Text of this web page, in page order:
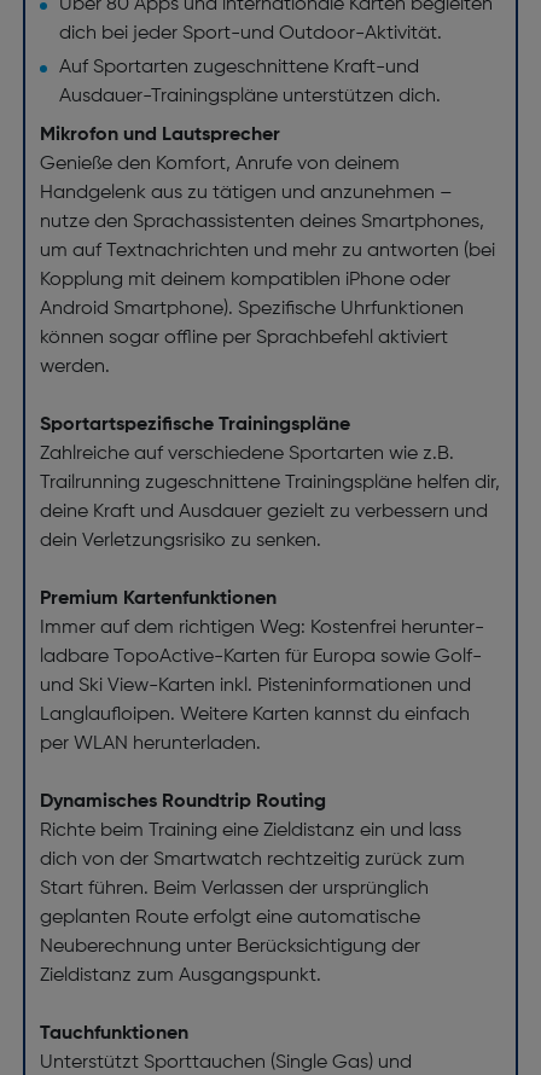
Über 80 Apps und internationale Karten begleiten
dich bei jeder Sport-und Outdoor-Aktivität.
Auf Sportarten zugeschnittene Kraft-und
Ausdauer-Trainingspläne unterstützen dich.
Mikrofon und Lautsprecher
Genieße den Komfort, Anrufe von deinem
Handgelenk aus zu tätigen und anzunehmen –
nutze den Sprachassistenten deines Smartphones,
um auf Textnachrichten und mehr zu antworten (bei
Kopplung mit deinem kompatiblen iPhone oder
Android Smartphone). Spezifische Uhrfunktionen
können sogar offline per Sprachbefehl aktiviert
werden.
Sportartspezifische Trainingspläne
Zahlreiche auf verschiedene Sportarten wie z.B.
Trailrunning zugeschnittene Trainingspläne helfen dir,
deine Kraft und Ausdauer gezielt zu verbessern und
dein Verletzungsrisiko zu senken.
Premium Kartenfunktionen
Immer auf dem richtigen Weg: Kostenfrei herunter-
ladbare TopoActive-Karten für Europa sowie Golf-
und Ski View-Karten inkl. Pisteninformationen und
Langlaufloipen. Weitere Karten kannst du einfach
per WLAN herunterladen.
Dynamisches Roundtrip Routing
Richte beim Training eine Zieldistanz ein und lass
dich von der Smartwatch rechtzeitig zurück zum
Start führen. Beim Verlassen der ursprünglich
geplanten Route erfolgt eine automatische
Neuberechnung unter Berücksichtigung der
Zieldistanz zum Ausgangspunkt.
Tauchfunktionen
Unterstützt Sporttauchen (Single Gas) und